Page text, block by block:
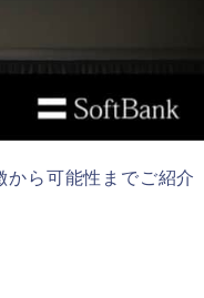
ら可能性までご紹介